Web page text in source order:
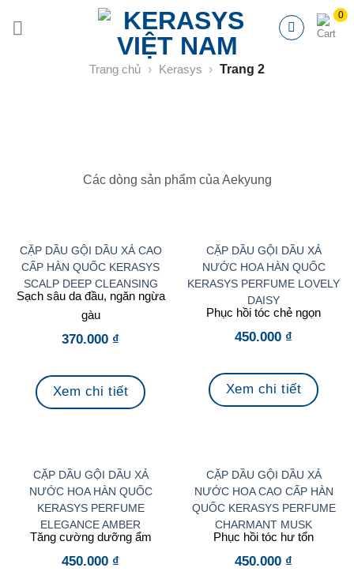
Trang chủ › Kerasys › Trang 2
Các dòng sản phẩm của Aekyung
CẶP DẦU GỘI DẦU XẢ CAO
CẤP HÀN QUỐC KERASYS
SCALP DEEP CLEANSING
Sạch sâu da đầu, ngăn ngừa
gàu
370.000 ₫
Xem chi tiết
CẶP DẦU GỘI DẦU XẢ
NƯỚC HOA HÀN QUỐC
KERASYS PERFUME LOVELY
DAISY
Phục hồi tóc chẻ ngọn
450.000 ₫
Xem chi tiết
CẶP DẦU GỘI DẦU XẢ
NƯỚC HOA HÀN QUỐC
KERASYS PERFUME
ELEGANCE AMBER
Tăng cường dưỡng ẩm
450.000 ₫
CẶP DẦU GỘI DẦU XẢ
NƯỚC HOA CAO CẤP HÀN
QUỐC KERASYS PERFUME
CHARMANT MUSK
Phục hồi tóc hư tổn
450.000 ₫